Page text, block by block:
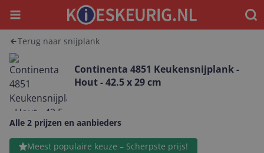
Menu
Terug naar snijplank
Continenta 4851 Keukensnijplank -
Hout - 42.5 x 29 cm
Alle 2 prijzen en aanbieders
Meest populaire keuze – Scherpste prijs!
Bekijk product